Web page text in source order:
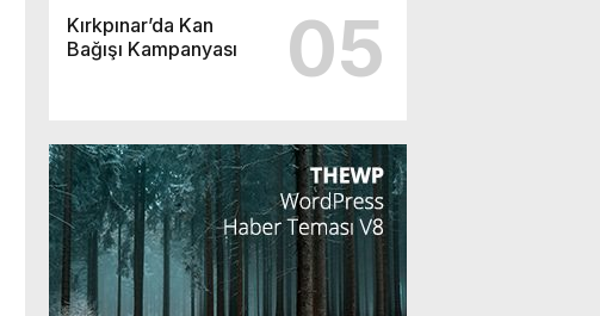
Kırkpınar’da Kan
Bağışı Kampanyası
05